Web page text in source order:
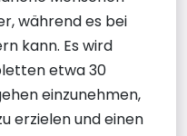
während es bei
kann. Es wird
etwa 30
einzunehmen,
erzielen und einen